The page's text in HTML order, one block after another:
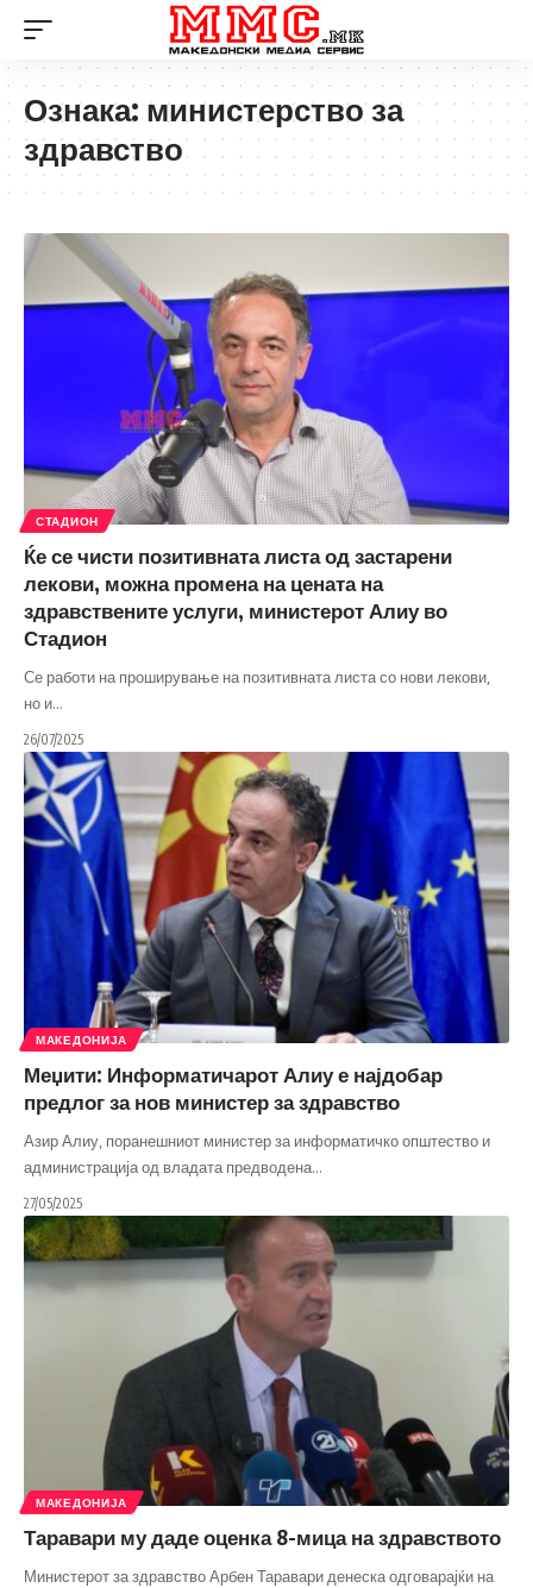
Ознака: министерство за
здравство
СТАДИОН
Ќе се чисти позитивната листа од застарени
лекови, можна промена на цената на
здравствените услуги, министерот Алиу во
Стадион
Се работи на проширување на позитивната листа со нови лекови,
но и…
26/07/2025
МАКЕДОНИЈА
Меџити: Информатичарот Алиу е најдобар
предлог за нов министер за здравство
Азир Алиу, поранешниот министер за информатичко општество и
администрација од владата предводена…
27/05/2025
МАКЕДОНИЈА
Таравари му даде оценка 8-мица на здравството
Министерот за здравство Арбен Таравари денеска одговарајќи на